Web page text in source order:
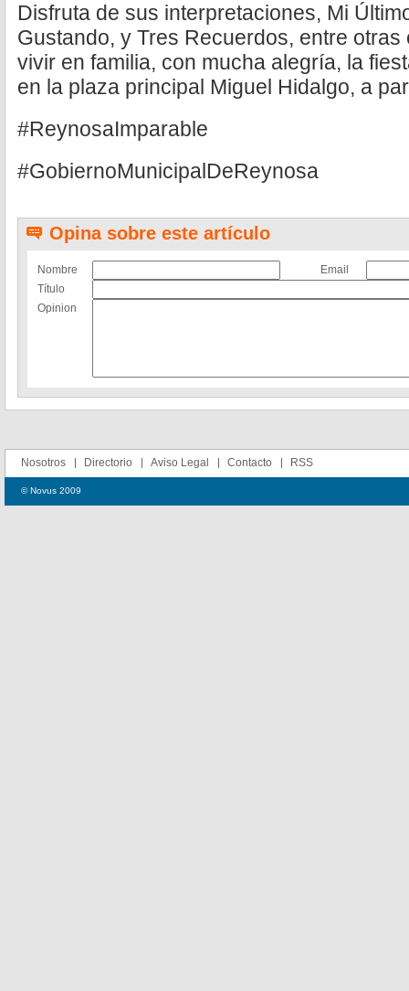
Disfruta de sus interpretaciones, Mi
Gustando, y Tres Recuerdos, entre
vivir en familia, con mucha alegría, la
en la plaza principal Miguel Hidalgo, a
#ReynosaImparable
#GobiernoMunicipalDeReynosa
Opina sobre este artículo
Nombre
Email
Título
Opinion
Nosotros Directorio Aviso Legal Contacto RSS
© Novus 2009